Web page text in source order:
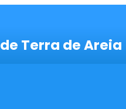
Terra de Areia